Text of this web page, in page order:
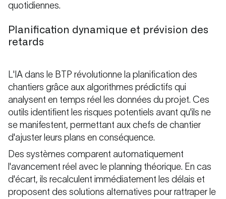
quotidiennes.
Planification dynamique et prévision des
retards
L'IA dans le BTP révolutionne la planification des
chantiers grâce aux algorithmes prédictifs qui
analysent en temps réel les données du projet. Ces
outils identifient les risques potentiels avant qu'ils ne
se manifestent, permettant aux chefs de chantier
d'ajuster leurs plans en conséquence.
Des systèmes comparent automatiquement
l'avancement réel avec le planning théorique. En cas
d'écart, ils recalculent immédiatement les délais et
proposent des solutions alternatives pour rattraper le